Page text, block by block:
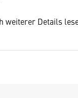
weiterer Details